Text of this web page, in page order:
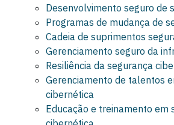
Desenvolvimento seguro de
Programas de mudança de
Cadeia de suprimentos
Gerenciamento seguro da
Resiliência da segurança
Gerenciamento de talentos
cibernética
Educação e treinamento em